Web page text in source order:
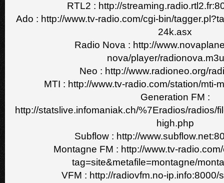
RTL2 : http://
Ado : http://www.tv-radio.com/cgi-bin/
24k.asx
Radio Nova : http://
nova/player/
Neo : http://www.radioneo.org/
MTI : http://www.tv-radio.com/station/mti-
Generation FM :
http://statslive.infomaniak.ch/%7Eradios/radios/
high.php
Subflow : http://
Montagne FM : http://www.tv-
tag=site&metafile=montagne/
VFM : http://radiovfm.no-ip.info:8000/